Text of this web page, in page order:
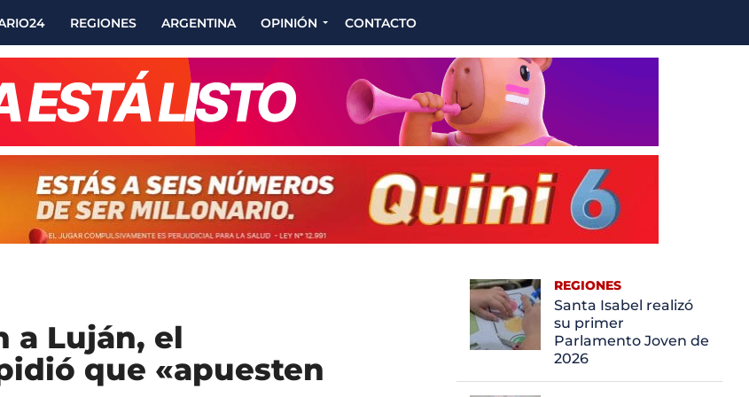
REGIONES ARGENTINA OPINIÓN CONTACTO
a Luján, el
que «apuesten
REGIONES
Santa Isabel realizó
su primer
Parlamento Joven de
2026